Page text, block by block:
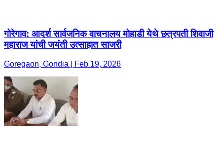
गोरेगाव: आदर्श सार्वजनिक वाचनालय मोहाडी येथे छत्रपती शिवाजी
महाराज यांची जयंती उत्साहात साजरी
Goregaon, Gondia | Feb 19, 2026